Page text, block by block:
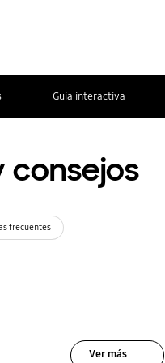
Guía interactiva
consejos
frecuentes
Ver más